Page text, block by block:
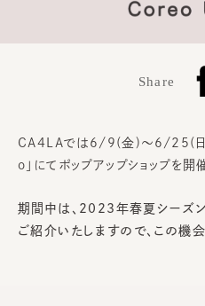
Share
CA4LAでは6/9(金)～6/25(
o」 にてポップアップショップを開
期間中は、2023年春夏シーズ
ご紹介いたしますので、この機